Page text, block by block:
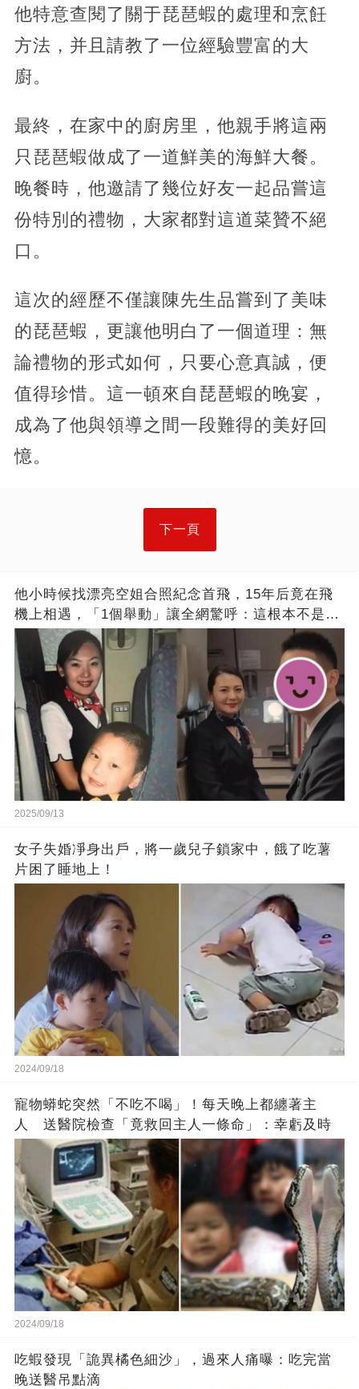
他特意查閱了關于琵琶蝦的處理和烹飪
方法，并且請教了一位經驗豐富的大
廚。
最終，在家中的廚房里，他親手將這兩
只琵琶蝦做成了一道鮮美的海鮮大餐。
晚餐時，他邀請了幾位好友一起品嘗這
份特別的禮物，大家都對這道菜贊不絕
口。
這次的經歷不僅讓陳先生品嘗到了美味
的琵琶蝦，更讓他明白了一個道理：無
論禮物的形式如何，只要心意真誠，便
值得珍惜。這一頓來自琵琶蝦的晚宴，
成為了他與領導之間一段難得的美好回
憶。
下一頁
他小時候找漂亮空姐合照紀念首飛，15年后竟在飛
機上相遇，「1個舉動」讓全網驚呼：這根本不是巧
合！
2025/09/13
女子失婚凈身出戶，將一歲兒子鎖家中，餓了吃薯
片困了睡地上！
2024/09/18
寵物蟒蛇突然「不吃不喝」！每天晚上都纏著主
人 送醫院檢查「竟救回主人一條命」：幸虧及時
2024/09/18
吃蝦發現「詭異橘色細沙」，過來人痛曝：吃完當
晚送醫吊點滴